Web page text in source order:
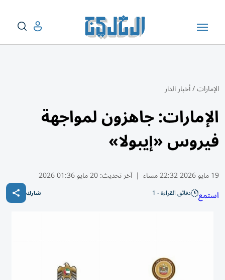
الإمارات/أخبار الدار
الإمارات: جاهزون لمواجهة
فيروس «إيبولا»
19 مايو 2026 22:32 مساء | آخر تحديث:20 مايو 01:36 2026
استمع دقائق القراءة - 1 شارك